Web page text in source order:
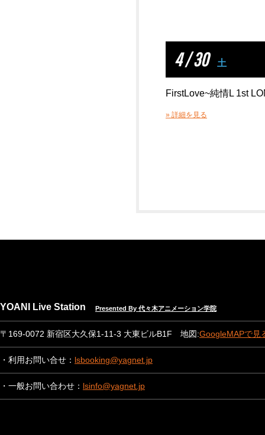
4 / 30 土
FirstLove~純情L 1st
» 詳細を見る
YOANI Live Station Presented By 代々木アニメーション学院
〒169-0072 新宿区大久保1-11-3 大東ビルB1F 地図:GoogleMAPで見
・利用お問い合せ： lsbooking@yagnet.jp
・一般お問い合わせ： lsinfo@yagnet.jp